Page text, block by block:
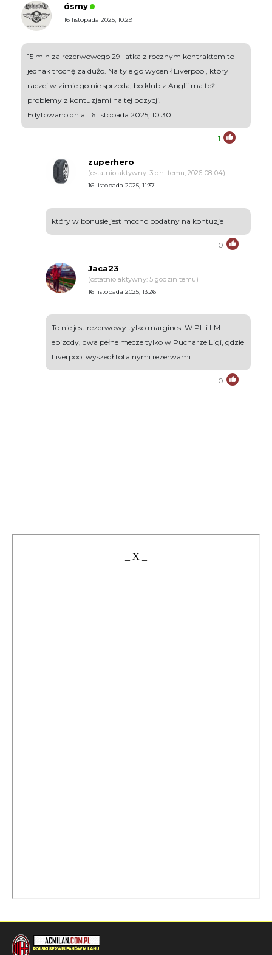
ósmy
16 listopada 2025, 10:29
15 mln za rezerwowego 29-latka z rocznym kontraktem to
jednak trochę za dużo. Na tyle go wycenił Liverpool, który
raczej w zimie go nie sprzeda, bo klub z Anglii ma też
problemy z kontuzjami na tej pozycji.
Edytowano dnia: 16 listopada 2025, 10:30
1
zuperhero
(ostatnio aktywny: 3 dni temu, 2026-08-04)
16 listopada 2025, 11:37
który w bonusie jest mocno podatny na kontuzje
0
Jaca23
(ostatnio aktywny: 5 godzin temu)
16 listopada 2025, 13:26
To nie jest rezerwowy tylko margines. W PL i LM
epizody, dwa pełne mecze tylko w Pucharze Ligi, gdzie
Liverpool wyszedł totalnymi rezerwami.
0